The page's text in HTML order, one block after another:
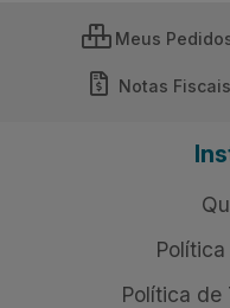
Meus
Notas Fiscais
Política de